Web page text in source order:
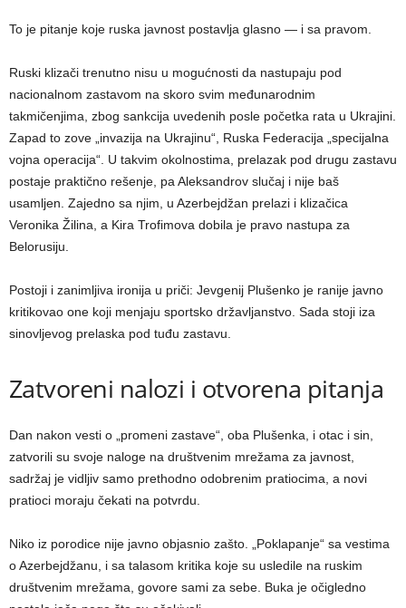
To je pitanje koje ruska javnost postavlja glasno — i sa pravom.
Ruski klizači trenutno nisu u mogućnosti da nastupaju pod
nacionalnom zastavom na skoro svim međunarodnim
takmičenjima, zbog sankcija uvedenih posle početka rata u Ukrajini.
Zapad to zove „invazija na Ukrajinu“, Ruska Federacija „specijalna
vojna operacija“. U takvim okolnostima, prelazak pod drugu zastavu
postaje praktično rešenje, pa Aleksandrov slučaj i nije baš
usamljen. Zajedno sa njim, u Azerbejdžan prelazi i klizačica
Veronika Žilina, a Kira Trofimova dobila je pravo nastupa za
Belorusiju.
Postoji i zanimljiva ironija u priči: Jevgenij Plušenko je ranije javno
kritikovao one koji menjaju sportsko državljanstvo. Sada stoji iza
sinovljevog prelaska pod tuđu zastavu.
Zatvoreni nalozi i otvorena pitanja
Dan nakon vesti o „promeni zastave“, oba Plušenka, i otac i sin,
zatvorili su svoje naloge na društvenim mrežama za javnost,
sadržaj je vidljiv samo prethodno odobrenim pratiocima, a novi
pratioci moraju čekati na potvrdu.
Niko iz porodice nije javno objasnio zašto. „Poklapanje“ sa vestima
o Azerbejdžanu, i sa talasom kritika koje su usledile na ruskim
društvenim mrežama, govore sami za sebe. Buka je očigledno